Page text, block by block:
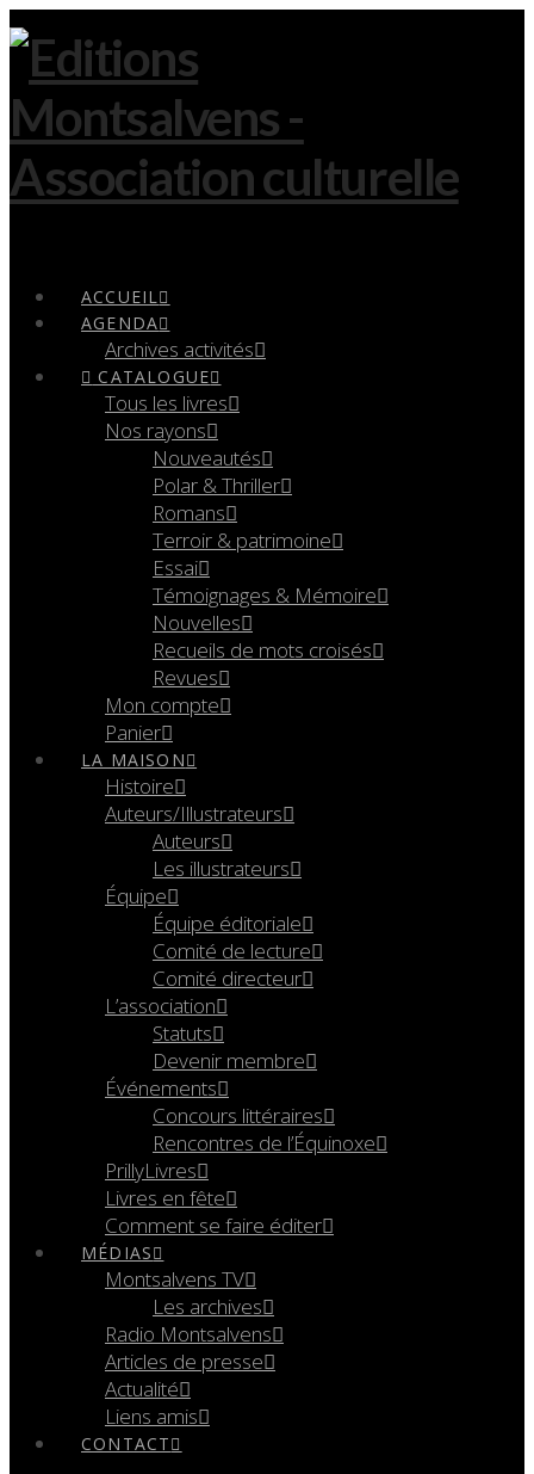
ACCUEIL
AGENDA
Archives activités
CATALOGUE
Tous les livres
Nos rayons
Nouveautés
Polar & Thriller
Romans
Terroir & patrimoine
Essai
Témoignages & Mémoire
Nouvelles
Recueils de mots croisés
Revues
Mon compte
Panier
LA MAISON
Histoire
Auteurs/Illustrateurs
Auteurs
Les illustrateurs
Équipe
Équipe éditoriale
Comité de lecture
Comité directeur
L’association
Statuts
Devenir membre
Événements
Concours littéraires
Rencontres de l’Équinoxe
PrillyLivres
Livres en fête
Comment se faire éditer
MÉDIAS
Montsalvens TV
Les archives
Radio Montsalvens
Articles de presse
Actualité
Liens amis
CONTACT